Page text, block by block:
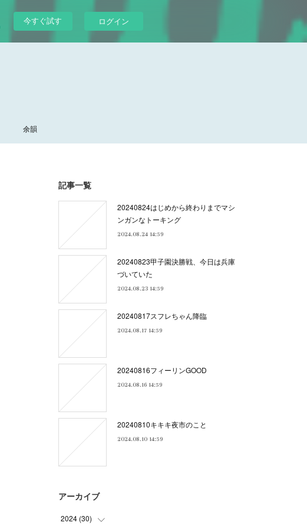
今すぐ試す ログイン
余韻
記事一覧
20240824はじめから終わりまでマシ
ンガンなトーキング
2024.08.24 14:59
20240823甲子園決勝戦、今日は兵庫
づいていた
2024.08.23 14:59
20240817スフレちゃん降臨
2024.08.17 14:59
20240816フィーリンGOOD
2024.08.16 14:59
20240810キキキ夜市のこと
2024.08.10 14:59
アーカイブ
2024 (30)